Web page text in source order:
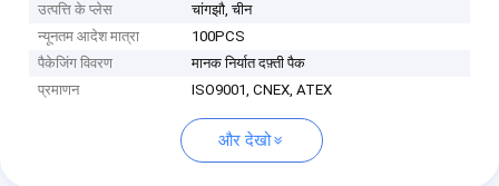
उत्पत्ति के प्लेस
चांगझौ, चीन
न्यूनतम आदेश मात्रा
100PCS
पैकेजिंग विवरण
मानक निर्यात दफ़्ती पैक
प्रमाणन
ISO9001, CNEX, ATEX
और देखो